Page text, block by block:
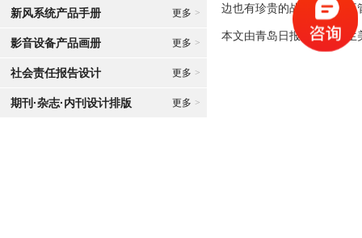
新风系统产品手册 更多 >
影音设备产品画册 更多 >
社会责任报告设计 更多 >
期刊·杂志·内刊设计排版 更多 >
边也有珍贵的战疫档案，
本文由青岛日报原创，人生